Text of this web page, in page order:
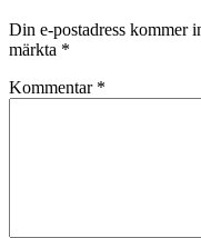
Din e-postadress kommer
märkta *
Kommentar *